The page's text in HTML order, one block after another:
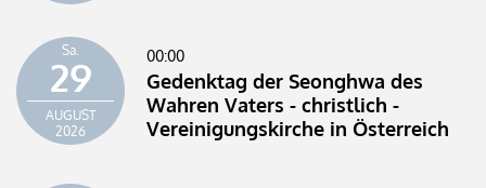
Sa.
29
AUGUST
2026
00:00
Gedenktag der Seonghwa des
Wahren Vaters - christlich -
Vereinigungskirche in Österreich